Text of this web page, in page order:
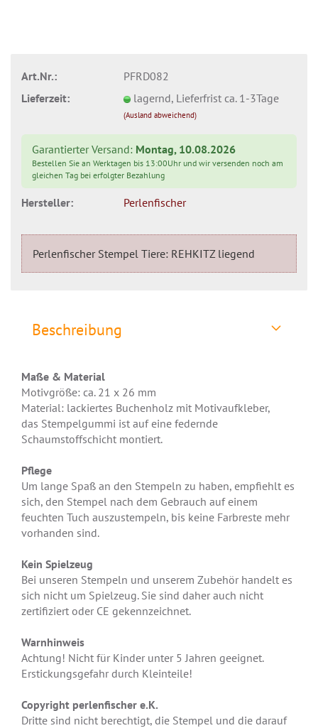
Art.Nr.:
PFRD082
Lieferzeit:
lagernd, Lieferfrist ca. 1-3Tage
(Ausland abweichend)
Garantierter Versand: Montag, 10.08.2026
Bestellen Sie an Werktagen bis 13:00Uhr und wir versenden noch am
gleichen Tag bei erfolgter Bezahlung
Hersteller: Perlenfischer
Perlenfischer Stempel Tiere: REHKITZ liegend
Beschreibung
Maße & Material
Motivgröße: ca. 21 x 26 mm
Material: lackiertes Buchenholz mit Motivaufkleber,
das Stempelgummi ist auf eine federnde
Schaumstoffschicht montiert.
Pflege
Um lange Spaß an den Stempeln zu haben, empfiehlt es
sich, den Stempel nach dem Gebrauch auf einem
feuchten Tuch auszustempeln, bis keine Farbreste mehr
vorhanden sind.
Kein Spielzeug
Bei unseren Stempeln und unserem Zubehör handelt es
sich nicht um Spielzeug. Sie sind daher auch nicht
zertifiziert oder CE gekennzeichnet.
Warnhinweis
Achtung! Nicht für Kinder unter 5 Jahren geeignet.
Erstickungsgefahr durch Kleinteile!
Copyright perlenfischer e.K.
Dritte sind nicht berechtigt, die Stempel und die darauf